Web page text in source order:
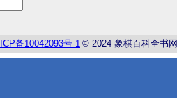
ICP备10042093号-1 © 2024 象棋百科全书网